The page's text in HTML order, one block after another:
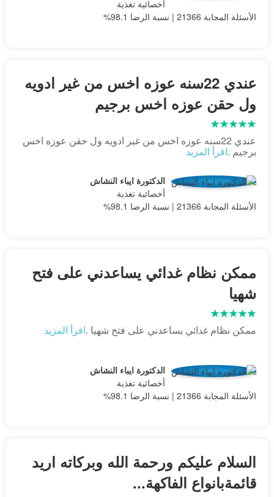
أخصائية تغذية
الأسئلة المجابة 21366 | نسبة الرضا 98.1%
عندي 22سنه عوزه اخس من غير ادويه
ول حقن عوزه اخس برجيم
عندي 22سنه عوزه اخس من غير ادويه ول حقن عوزه اخس
برجيم .اقرأ المزيد
الدكتورة ايباء النشاش
أخصائية تغذية
الأسئلة المجابة 21366 | نسبة الرضا 98.1%
ممكن نظام غدائي يساعدني على فتح
شهيا
ممكن نظام غدائي يساعدني على فتح شهيا .اقرأ المزيد
الدكتورة ايباء النشاش
أخصائية تغذية
الأسئلة المجابة 21366 | نسبة الرضا 98.1%
السلام عليكم ورحمة الله وبركاته اريد
قائمةبانواع الفاكهة...